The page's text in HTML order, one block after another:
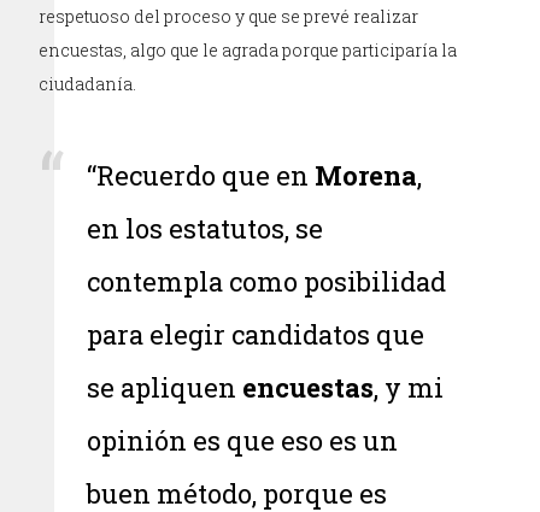
respetuoso del proceso y que se prevé realizar
encuestas, algo que le agrada porque participaría la
ciudadanía.
“Recuerdo que en Morena,
en los estatutos, se
contempla como posibilidad
para elegir candidatos que
se apliquen encuestas, y mi
opinión es que eso es un
buen método, porque es